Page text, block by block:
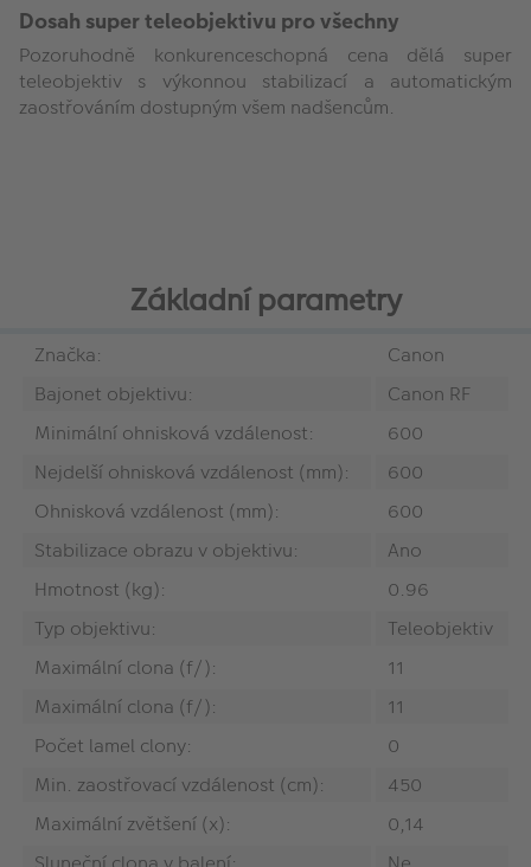
Dosah super teleobjektivu pro všechny
Pozoruhodně konkurenceschopná cena dělá super
teleobjektiv s výkonnou stabilizací a automatickým
zaostřováním dostupným všem nadšencům.
Základní parametry
Značka:
Canon
Bajonet objektivu:
Canon RF
Minimální ohnisková vzdálenost:
600
Nejdelší ohnisková vzdálenost (mm):
600
Ohnisková vzdálenost (mm):
600
Stabilizace obrazu v objektivu:
Ano
Hmotnost (kg):
0.96
Typ objektivu:
Teleobjektiv
Maximální clona (f/):
11
Maximální clona (f/):
11
Počet lamel clony:
0
Min. zaostřovací vzdálenost (cm):
450
Maximální zvětšení (x):
0,14